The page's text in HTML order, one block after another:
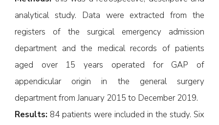
analytical study. Data were extracted from the
registers of the surgical emergency admission
department and the medical records of patients
aged over 15 years operated for GAP of
appendicular origin in the general surgery
department from January 2015 to December 2019.
Results: 84 patients were included in the study. Six